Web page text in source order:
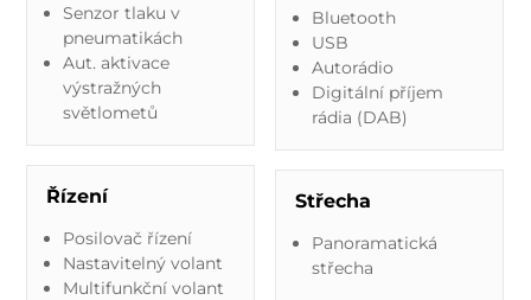
Senzor tlaku v
pneumatikách
Aut. aktivace
výstražných
světlometů
Řízení
Posilovač řízení
Nastavitelný volant
Multifunkční volant
Bluetooth
USB
Autorádio
Digitální příjem
rádia (DAB)
Střecha
Panoramatická
střecha